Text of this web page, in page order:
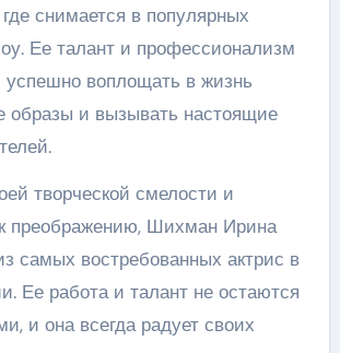
снимается в популярных
Ее талант и профессионализм
успешно воплощать в жизнь
образы и вызывать настоящие
творческой смелости и
преображению, Шихман Ирина
самых востребованных актрис в
Ее работа и талант не остаются
и она всегда радует своих